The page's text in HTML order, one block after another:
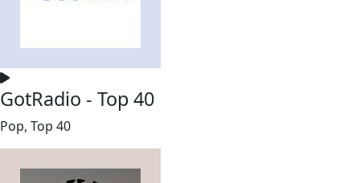
GotRadio - Top 40
Pop, Top 40